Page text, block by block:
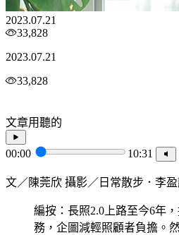
2023.07.21
33,828
2023.07.21
33,828
文章用聽的
00:00 10:31
文／陳莞欣 攝影／日常散步．李
編按：長照2.0上路至今6年
務，企圖減輕照顧者負擔。